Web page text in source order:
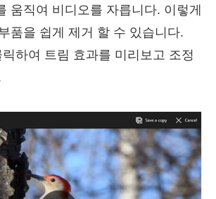
움직여 비디오를 자릅니다. 이렇게
품을 쉽게 제거 할 수 있습니다.
하여 트림 효과를 미리보고 조정